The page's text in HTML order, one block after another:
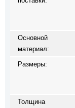
Основной
материал:
Размеры:
Толщина